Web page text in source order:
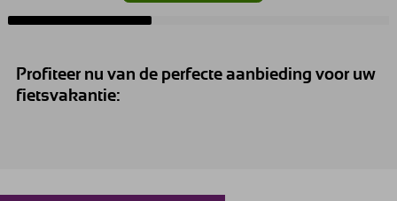
Profiteer nu van de perfecte aanbieding voor uw
fietsvakantie: